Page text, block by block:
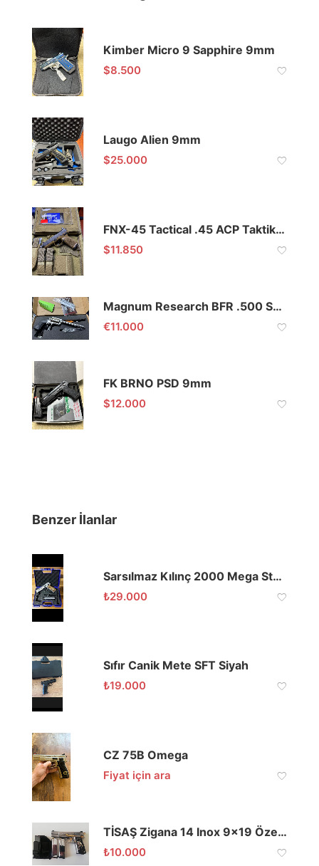
Kimber Micro 9 Sapphire 9mm
$8.500
Laugo Alien 9mm
$25.000
FNX-45 Tactical .45 ACP Taktik Model
$11.850
Magnum Research BFR .500 S&W Magnum
€11.000
FK BRNO PSD 9mm
$12.000
Benzer İlanlar
Sarsılmaz Kılınç 2000 Mega Stainless Steel Mat
₺29.000
Sıfır Canik Mete SFT Siyah
₺19.000
CZ 75B Omega
Fiyat için ara
TİSAŞ Zigana 14 Inox 9×19 Özel Yapım
₺10.000